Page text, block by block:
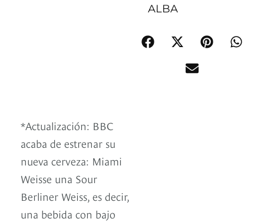
ALBA
*Actualización: BBC
acaba de estrenar su
nueva cerveza: Miami
Weisse una Sour
Berliner Weiss, es decir,
una bebida con bajo